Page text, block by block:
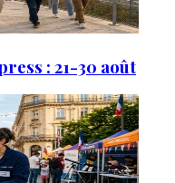
: 21-30 août